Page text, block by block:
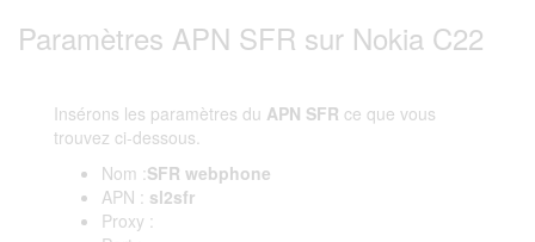
Paramètres APN SFR sur Nokia C22
Insérons les paramètres du APN SFR ce que vous
trouvez ci-dessous.
Nom :SFR webphone
APN : sl2sfr
Proxy :